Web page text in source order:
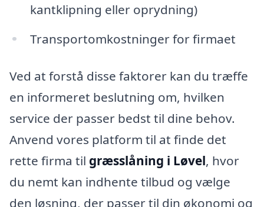
kantklipning eller oprydning)
Transportomkostninger for firmaet
Ved at forstå disse faktorer kan du træffe
en informeret beslutning om, hvilken
service der passer bedst til dine behov.
Anvend vores platform til at finde det
rette firma til græsslåning i Løvel, hvor
du nemt kan indhente tilbud og vælge
den løsning, der passer til din økonomi og